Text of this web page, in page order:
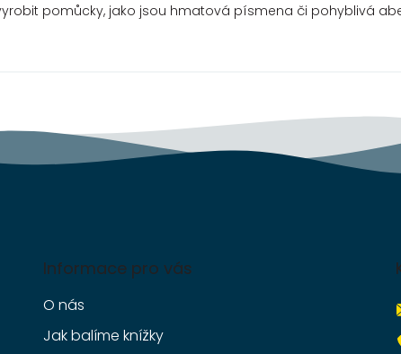
pomůcky, jako jsou hmatová písmena či pohyblivá
Informace pro vás
O nás
Jak balíme knížky